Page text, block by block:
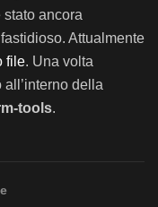
ancora
Attualmente
file. Una volta
della
tools.